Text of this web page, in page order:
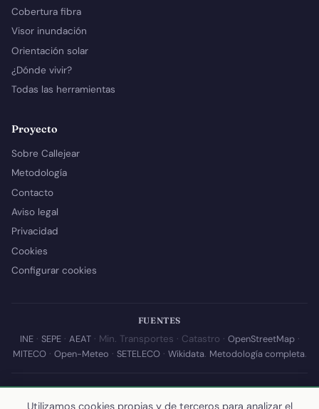
Cobertura fibra
Visor inundación
Orientación solar
¿Dónde vivir?
Todas las herramientas
Proyecto
Sobre Callejear
Metodología
Contacto
Aviso legal
Privacidad
Cookies
Configurar cookies
FUENTES
INE· SEPE· AEAT· Min. Transportes · Catastro · OpenStreetMap·
MITECO· Open-Meteo · SETELECO· Wikidata. Metodología completa.
© 2026 Callejear.com — Directorio municipal de España con datos
abiertos. Desarrollado y mantenido porYoel Castaño.
Utilizamos cookies propias y de terceros para analizar el